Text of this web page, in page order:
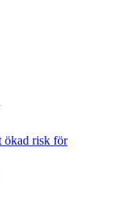
ökad risk för